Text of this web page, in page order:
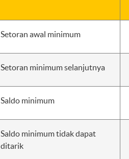
Setoran awal minimum
Setoran minimum selanjutnya
Saldo minimum
Saldo minimum tidak dapat
ditarik